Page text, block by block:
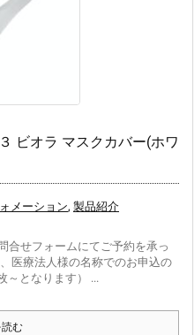
ビオラ マスクカバー(ホワ
メーション, 製品紹介
合せフォームにてご予約を承っ
医療法人様の名称でのお申込の
～となります） ...
む